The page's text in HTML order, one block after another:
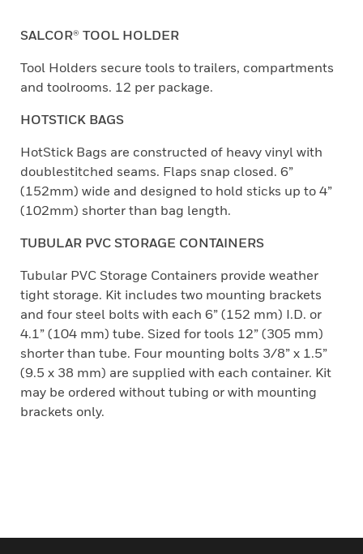
SALCOR® TOOL HOLDER
Tool Holders secure tools to trailers, compartments
and toolrooms. 12 per package.
HOTSTICK BAGS
HotStick Bags are constructed of heavy vinyl with
doublestitched seams. Flaps snap closed. 6”
(152mm) wide and designed to hold sticks up to 4”
(102mm) shorter than bag length.
TUBULAR PVC STORAGE CONTAINERS
Tubular PVC Storage Containers provide weather
tight storage. Kit includes two mounting brackets
and four steel bolts with each 6” (152 mm) I.D. or
4.1” (104 mm) tube. Sized for tools 12” (305 mm)
shorter than tube. Four mounting bolts 3/8” x 1.5”
(9.5 x 38 mm) are supplied with each container. Kit
may be ordered without tubing or with mounting
brackets only.